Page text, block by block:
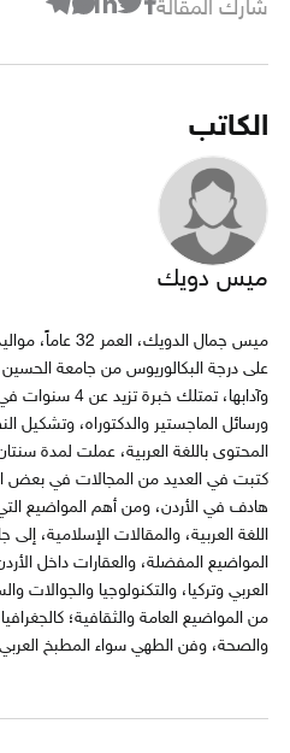
شارك المقالة
الكاتب
ميس دويك
على درجة البكالوريوس من جامعة
وآدابها، تمتلك
ورسائل الماجستير والدكتوراه، وتشكيل
المحتوى باللغة العربية، عملت لمدة
كتبت في العديد من المجالات في بعض
هادف في الأردن، ومن أهم المواضيع
اللغة العربية، والمقالات الإسلامية،
المواضيع المفضلة، والعقارات داخل
العربي وتركيا، والتكنولوجيا والجوالات
من المواضيع العامة والثقافية؛
والصحة، وفن الطهي سواء المطبخ العربي